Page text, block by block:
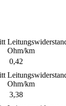
Ohm/km
0,42
Ohm/km
3,38